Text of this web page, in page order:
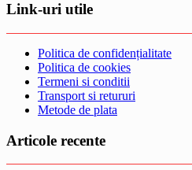
Link-uri utile
Politica de confidențialitate
Politica de cookies
Termeni si conditii
Transport si retururi
Metode de plata
Articole recente